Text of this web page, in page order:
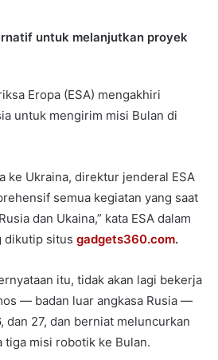
untuk melanjutkan proyek
Eropa (ESA) mengakhiri
untuk mengirim misi Bulan di
ke Ukraina, direktur jenderal ESA
semua kegiatan yang saat
dan Ukaina,” kata ESA dalam
dikutip situs gadgets360.com.
itu, tidak akan lagi bekerja
— badan luar angkasa Rusia —
dan 27, dan berniat meluncurkan
misi robotik ke Bulan.